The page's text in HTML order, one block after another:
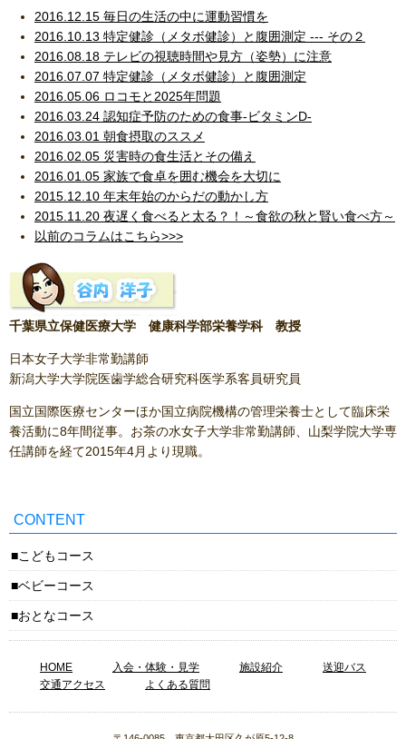
2016.12.15 毎日の生活の中に運動習慣を
2016.10.13 特定健診（メタボ健診）と腹囲測定 --- その２
2016.08.18 テレビの視聴時間や見方（姿勢）に注意
2016.07.07 特定健診（メタボ健診）と腹囲測定
2016.05.06 ロコモと2025年問題
2016.03.24 認知症予防のための食事-ビタミンD-
2016.03.01 朝食摂取のススメ
2016.02.05 災害時の食生活とその備え
2016.01.05 家族で食卓を囲む機会を大切に
2015.12.10 年末年始のからだの動かし方
2015.11.20 夜遅く食べると太る？！～食欲の秋と賢い食べ方～
以前のコラムはこちら>>>
千葉県立保健医療大学 健康科学部栄養学科 教授
日本女子大学非常勤講師
新潟大学大学院医歯学総合研究科医学系客員研究員
国立国際医療センターほか国立病院機構の管理栄養士として臨床栄
養活動に8年間従事。お茶の水女子大学非常勤講師、山梨学院大学専
任講師を経て2015年4月より現職。
CONTENT
こどもコース
ベビーコース
おとなコース
HOME 入会・体験・見学 施設紹介
送迎バス
交通アクセス
よくある質問